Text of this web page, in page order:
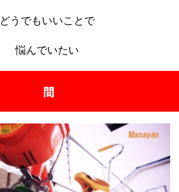
どうでもいいことで
悩んでいたい
間